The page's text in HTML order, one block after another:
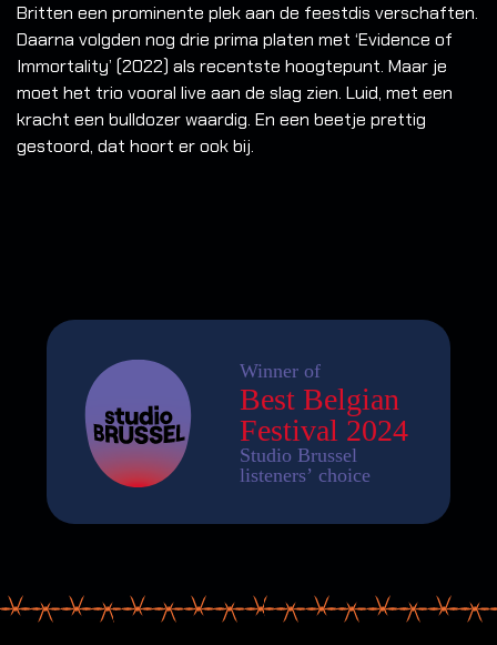
Britten een prominente plek aan de feestdis verschaften.
Daarna volgden nog drie prima platen met ‘Evidence of
Immortality’ (2022) als recentste hoogtepunt. Maar je
moet het trio vooral live aan de slag zien. Luid, met een
kracht een bulldozer waardig. En een beetje prettig
gestoord, dat hoort er ook bij.